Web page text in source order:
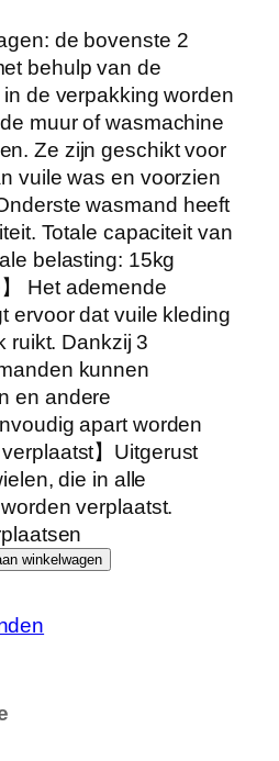
de bovenste 2
behulp van de
de verpakking worden
muur of wasmachine
Ze zijn geschikt voor
vuile was en voorzien
wasmand heeft
Totale capaciteit van
belasting: 15kg
Het ademende
ervoor dat vuile kleding
ruikt. Dankzij 3
kunnen
en andere
apart worden
】Uitgerust
die in alle
verplaatst.
winkelwagen